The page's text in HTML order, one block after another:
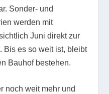
Sonder- und
werden mit
Juni direkt zur
Bis es so weit ist, bleibt
Bauhof bestehen.
noch weit mehr und